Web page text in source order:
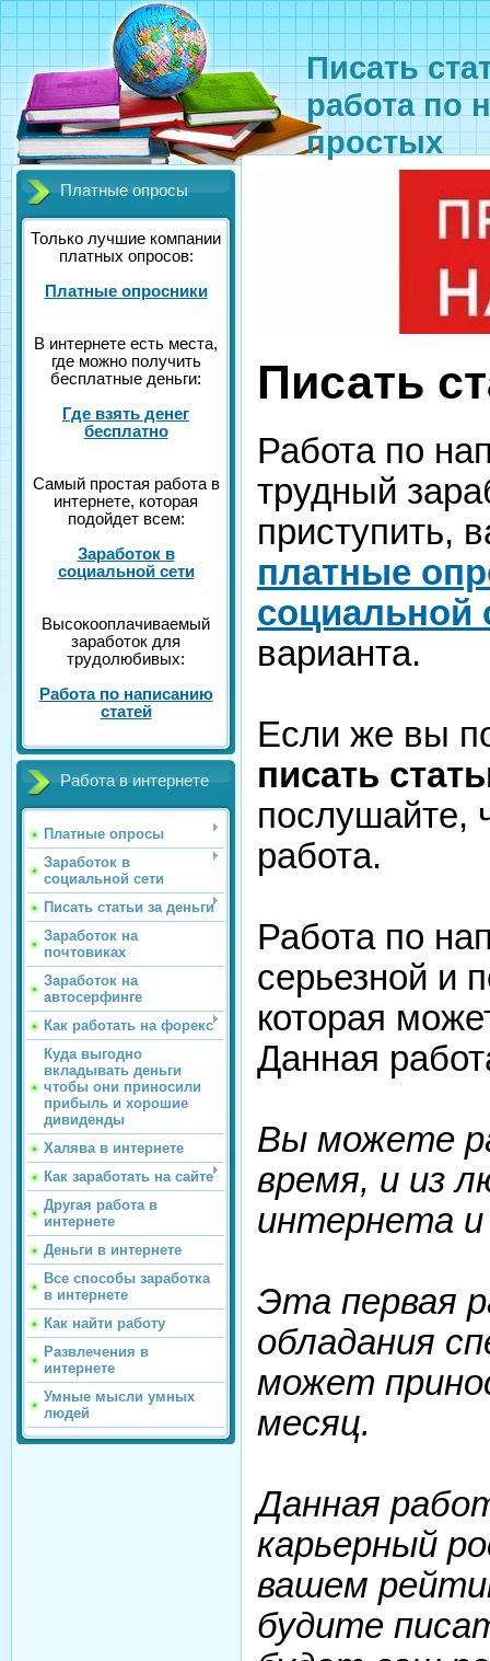
Писать
работа по
простых
Платные опросы
Только лучшие компании
платных опросов:
Платные опросники
В интернете есть места,
где можно получить
бесплатные деньги:
Где взять денег
бесплатно
Самый простая работа в
интернете, которая
подойдет всем:
Заработок в
социальной сети
Высокооплачиваемый
заработок для
трудолюбивых:
Работа по написанию
статей
Работа в интернете
Платные опросы
Заработок в
социальной сети
Писать статьи за деньги
Заработок на
почтовиках
Заработок на
автосерфинге
Как работать на форекс
Куда выгодно
вкладывать деньги
чтобы они приносили
прибыль и хорошие
дивиденды
Халява в интернете
Как заработать на сайте
Другая работа в
интернете
Деньги в интернете
Все способы заработка
в интернете
Как найти работу
Развлечения в
интернете
Умные мысли умных
людей
Писать
Работа по
трудный
приступить,
платные
социальной
варианта.
Если же вы
писать
послушайте,
работа.
Работа по
серьезной и
которая
Данная
Вы можете
время, и из
интернета
Эта первая
обладания
может
месяц.
Данная
карьерный
вашем
будите